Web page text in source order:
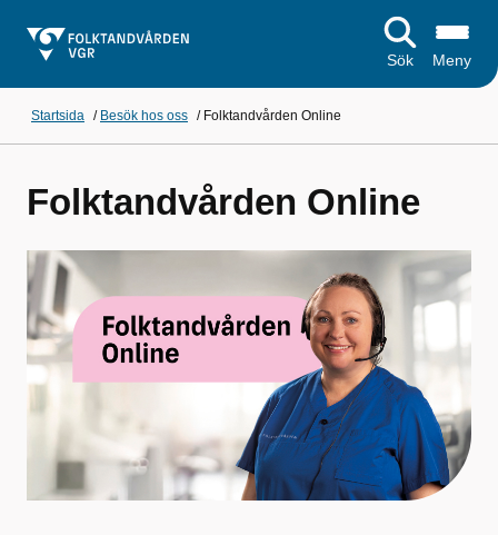
Sök Meny
Startsida / Besök hos oss / Folktandvården Online
Folktandvården Online